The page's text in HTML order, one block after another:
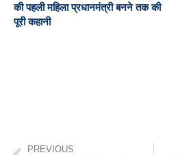
की पहली महिला प्रधानमंत्री बनने तक की
पूरी कहानी
PREVIOUS